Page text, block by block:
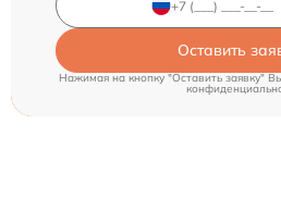
Оставить
Нажимая на кнопку "Оставить заявку"